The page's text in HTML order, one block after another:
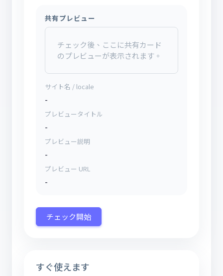
共有プレビュー
チェック後、ここに共有カード
のプレビューが表示されます。
サイト名 / locale
-
プレビュータイトル
-
プレビュー説明
-
プレビュー URL
-
チェック開始
すぐ使えます